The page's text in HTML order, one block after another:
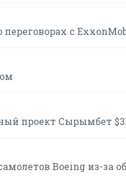
с
проект Сырымбет
Boeing из-